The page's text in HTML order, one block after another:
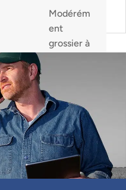
Modérém
ent
grossier à
450,000
30-100
cm